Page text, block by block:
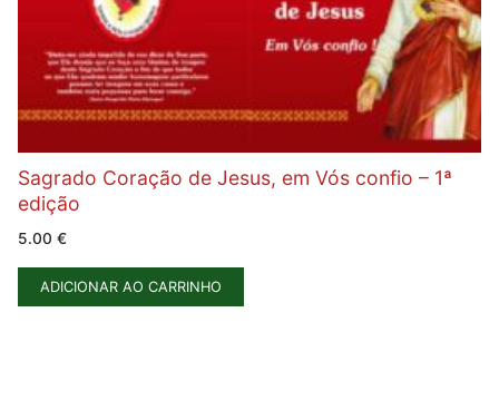
Sagrado Coração de Jesus, em Vós confio – 1ª
edição
5.00 €
ADICIONAR AO CARRINHO